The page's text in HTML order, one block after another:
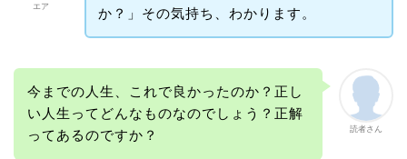
エア
か？」その気持ち、わかります。
読者さん
今までの人生、これで良かったのか？正し
い人生ってどんなものなのでしょう？正解
ってあるのですか？